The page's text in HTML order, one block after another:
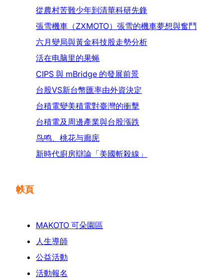
從農村苦難少年到清華科研先鋒
張雪機車（ZXMOTO）張雪的機車夢想與奮鬥
六月變局與黃金科技股走勢分析
活在电脑里的果蝇
CIPS 與 mBridge 的發展前景
台股VS新台幣匯率由外資決定
台積電變美積電對臺灣的衝擊
台積電及周邊產業與台股漲跌
鸟鸣、桃花与廊庑
新時代廚房辯論「美國斬殺線」
帙頁
MAKOTO 可朵園區
人生導師
公益活動
活動報名